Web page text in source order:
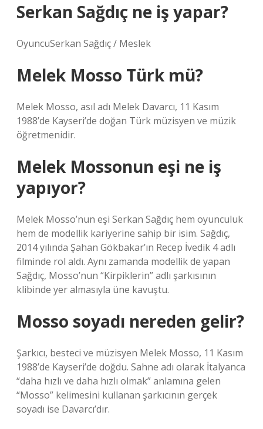
Serkan Sağdıç ne iş yapar?
OyuncuSerkan Sağdıç / Meslek
Melek Mosso Türk mü?
Melek Mosso, asıl adı Melek Davarcı, 11 Kasım
1988’de Kayseri’de doğan Türk müzisyen ve müzik
öğretmenidir.
Melek Mossonun eşi ne iş
yapıyor?
Melek Mosso’nun eşi Serkan Sağdıç hem oyunculuk
hem de modellik kariyerine sahip bir isim. Sağdıç,
2014 yılında Şahan Gökbakar’ın Recep İvedik 4 adlı
filminde rol aldı. Aynı zamanda modellik de yapan
Sağdıç, Mosso’nun “Kirpiklerin” adlı şarkısının
klibinde yer almasıyla üne kavuştu.
Mosso soyadı nereden gelir?
Şarkıcı, besteci ve müzisyen Melek Mosso, 11 Kasım
1988’de Kayseri’de doğdu. Sahne adı olarak İtalyanca
“daha hızlı ve daha hızlı olmak” anlamına gelen
“Mosso” kelimesini kullanan şarkıcının gerçek
soyadı ise Davarcı’dır.